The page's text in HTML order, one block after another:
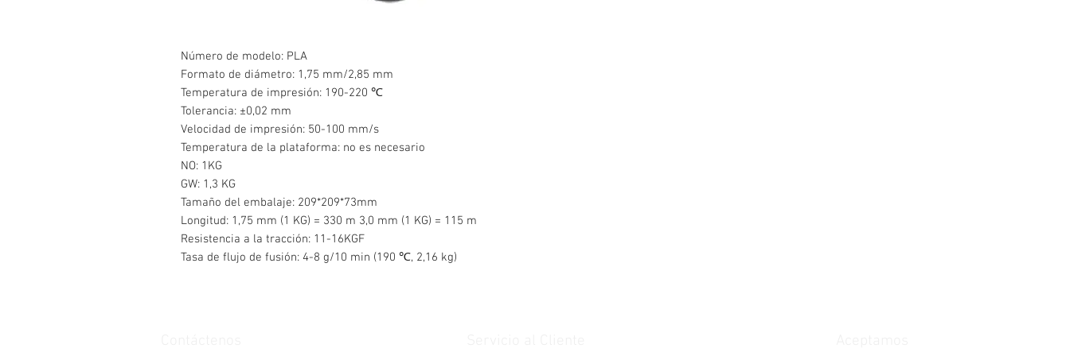
Número de modelo: PLA
Formato de diámetro: 1,75 mm/2,85 mm
Temperatura de impresión: 190-220 ℃
Tolerancia: ±0,02 mm
Velocidad de impresión: 50-100 mm/s
Temperatura de la plataforma: no es necesario
NO: 1KG
GW: 1,3 KG
Tamaño del embalaje: 209*209*73mm
Longitud: 1,75 mm (1 KG) = 330 m 3,0 mm (1 KG) = 115 m
Resistencia a la tracción: 11-16KGF
Tasa de flujo de fusión: 4-8 g/10 min (190 ℃, 2,16 kg)